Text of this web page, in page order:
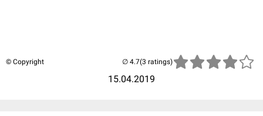
© Copyright
15.04.2019
(3 ratings)